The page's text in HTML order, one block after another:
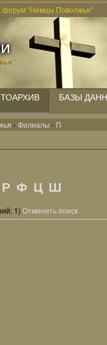
форум "Немцы Поволжья"
БАЗЫ
-Филиалы - П
Р Ф Ц Ш
1) Отменить поиск